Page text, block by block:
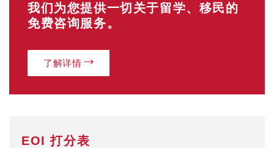
我们为您提供一切关于留学、移民的
免费咨询服务。
了解详情
EOI 打分表